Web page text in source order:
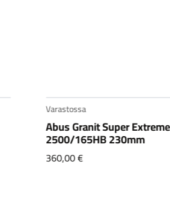
Varastossa
Abus Granit X-Plus 540
230mm
149,90€